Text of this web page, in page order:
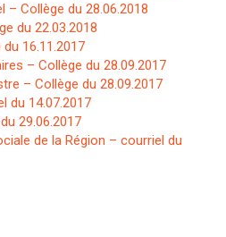
– Collège du 28.06.2018
du 22.03.2018
16.11.2017
– Collège du 28.09.2017
– Collège du 28.09.2017
du 14.07.2017
29.06.2017
de la Région – courriel du